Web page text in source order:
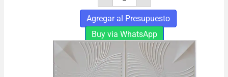
pared
Eurotec
Wall
Panel
cantidad
Agregar al Presupuesto
Buy via WhatsApp